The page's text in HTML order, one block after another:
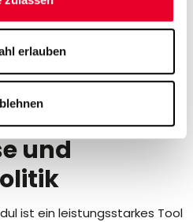
erlauben
und
ist ein leistungsstarkes Tool